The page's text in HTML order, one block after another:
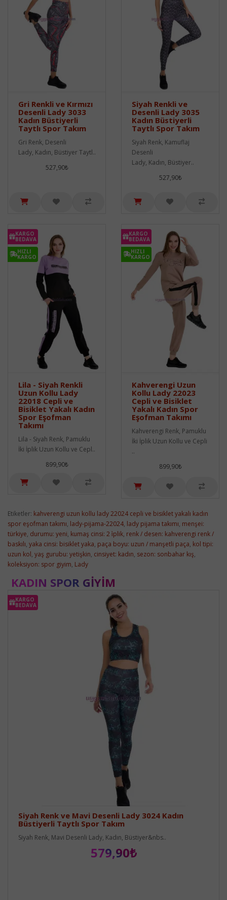
Gri Renkli ve Kırmızı
Desenli Lady 3033
Kadın Büstiyerli
Taytlı Spor Takım
Gri Renk, Desenli
Lady, Kadın, Büstiyer Taytl..
527,90₺
Siyah Renkli ve
Desenli Lady 3035
Kadın Büstiyerli
Taytlı Spor Takım
Siyah Renk, Kamuflaj
Desenli
Lady, Kadın, Büstiyer..
527,90₺
KARGO
BEDAVA
HIZLI
KARGO
Lila - Siyah Renkli
Uzun Kollu Lady
22018 Cepli ve
Bisiklet Yakalı Kadın
Spor Eşofman
Takımı
Lila - Siyah Renk, Pamuklu
İki İplik Uzun Kollu ve Cepl..
899,90₺
KARGO
BEDAVA
HIZLI
KARGO
Kahverengi Uzun
Kollu Lady 22023
Cepli ve Bisiklet
Yakalı Kadın Spor
Eşofman Takımı
Kahverengi Renk, Pamuklu
İki İplik Uzun Kollu ve Cepli
..
899,90₺
Etiketler: kahverengi uzun kollu lady 22024 cepli ve bisiklet yakalı kadın
spor eşofman takımı, lady-pijama-22024, lady pijama takımı, menşei:
türkiye, durumu: yeni, kumaş cinsi: 2 i̇plik, renk / desen: kahverengi renk /
baskılı, yaka cinsi: bisiklet yaka, paça boyu: uzun / manşetli paça, kol tipi:
uzun kol, yaş gurubu: yetişkin, cinsiyet: kadın, sezon: sonbahar kış,
koleksiyon: spor giyim, Lady
KADIN SPOR GIYIM
KARGO
BEDAVA
Siyah Renk ve Mavi Desenli Lady 3024 Kadın
Büstiyerli Taytlı Spor Takım
Siyah Renk, Mavi Desenli Lady, Kadın, Büstiyer&nbs..
579,90₺